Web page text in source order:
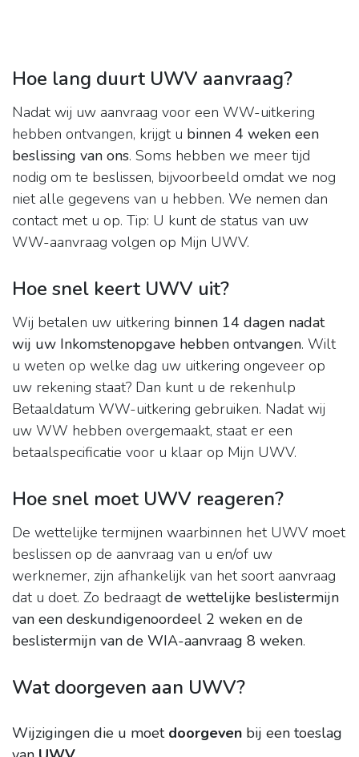
Hoe lang duurt UWV aanvraag?
Nadat wij uw aanvraag voor een WW-uitkering
hebben ontvangen, krijgt u binnen 4 weken een
beslissing van ons. Soms hebben we meer tijd
nodig om te beslissen, bijvoorbeeld omdat we nog
niet alle gegevens van u hebben. We nemen dan
contact met u op. Tip: U kunt de status van uw
WW-aanvraag volgen op Mijn UWV.
Hoe snel keert UWV uit?
Wij betalen uw uitkering binnen 14 dagen nadat
wij uw Inkomstenopgave hebben ontvangen. Wilt
u weten op welke dag uw uitkering ongeveer op
uw rekening staat? Dan kunt u de rekenhulp
Betaaldatum WW-uitkering gebruiken. Nadat wij
uw WW hebben overgemaakt, staat er een
betaalspecificatie voor u klaar op Mijn UWV.
Hoe snel moet UWV reageren?
De wettelijke termijnen waarbinnen het UWV moet
beslissen op de aanvraag van u en/of uw
werknemer, zijn afhankelijk van het soort aanvraag
dat u doet. Zo bedraagtde wettelijke beslistermijn
van een deskundigenoordeel 2 weken en de
beslistermijn van de WIA-aanvraag 8 weken.
Wat doorgeven aan UWV?
Wijzigingen die u moet doorgeven bij een toeslag